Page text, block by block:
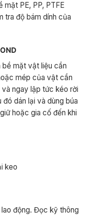
mặt PE, PP, PTFE
tra độ bám dính của
bề mặt vật liệu cần
mép của vật cần
và ngay lập tức kéo rời
đó dán lại và dùng búa
hoặc gia cố đến khi
keo
lao động. Đọc kỹ thông